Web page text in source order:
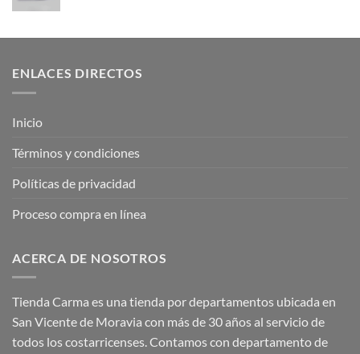
ENLACES DIRECTOS
Inicio
Términos y condiciones
Políticas de privacidad
Proceso compra en línea
ACERCA DE NOSOTROS
Tienda Carma es una tienda por departamentos ubicada en
San Vicente de Moravia con más de 30 años al servicio de
todos los costarricenses. Contamos con departamento de